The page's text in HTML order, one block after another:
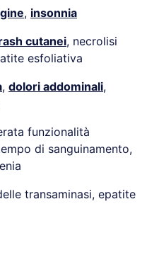
, insonnia
cutanei, necrolisi
esfoliativa
, dolori addominali,
funzionalità
di sanguinamento,
transaminasi, epatite